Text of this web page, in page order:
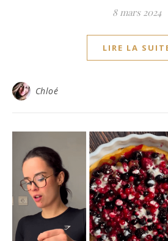
8 mars 2024
LIRE LA
Chloé